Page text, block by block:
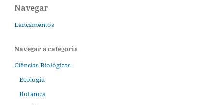
Navegar
Lançamentos
Navegar a categoria
Ciências Biológicas
Ecologia
Botânica